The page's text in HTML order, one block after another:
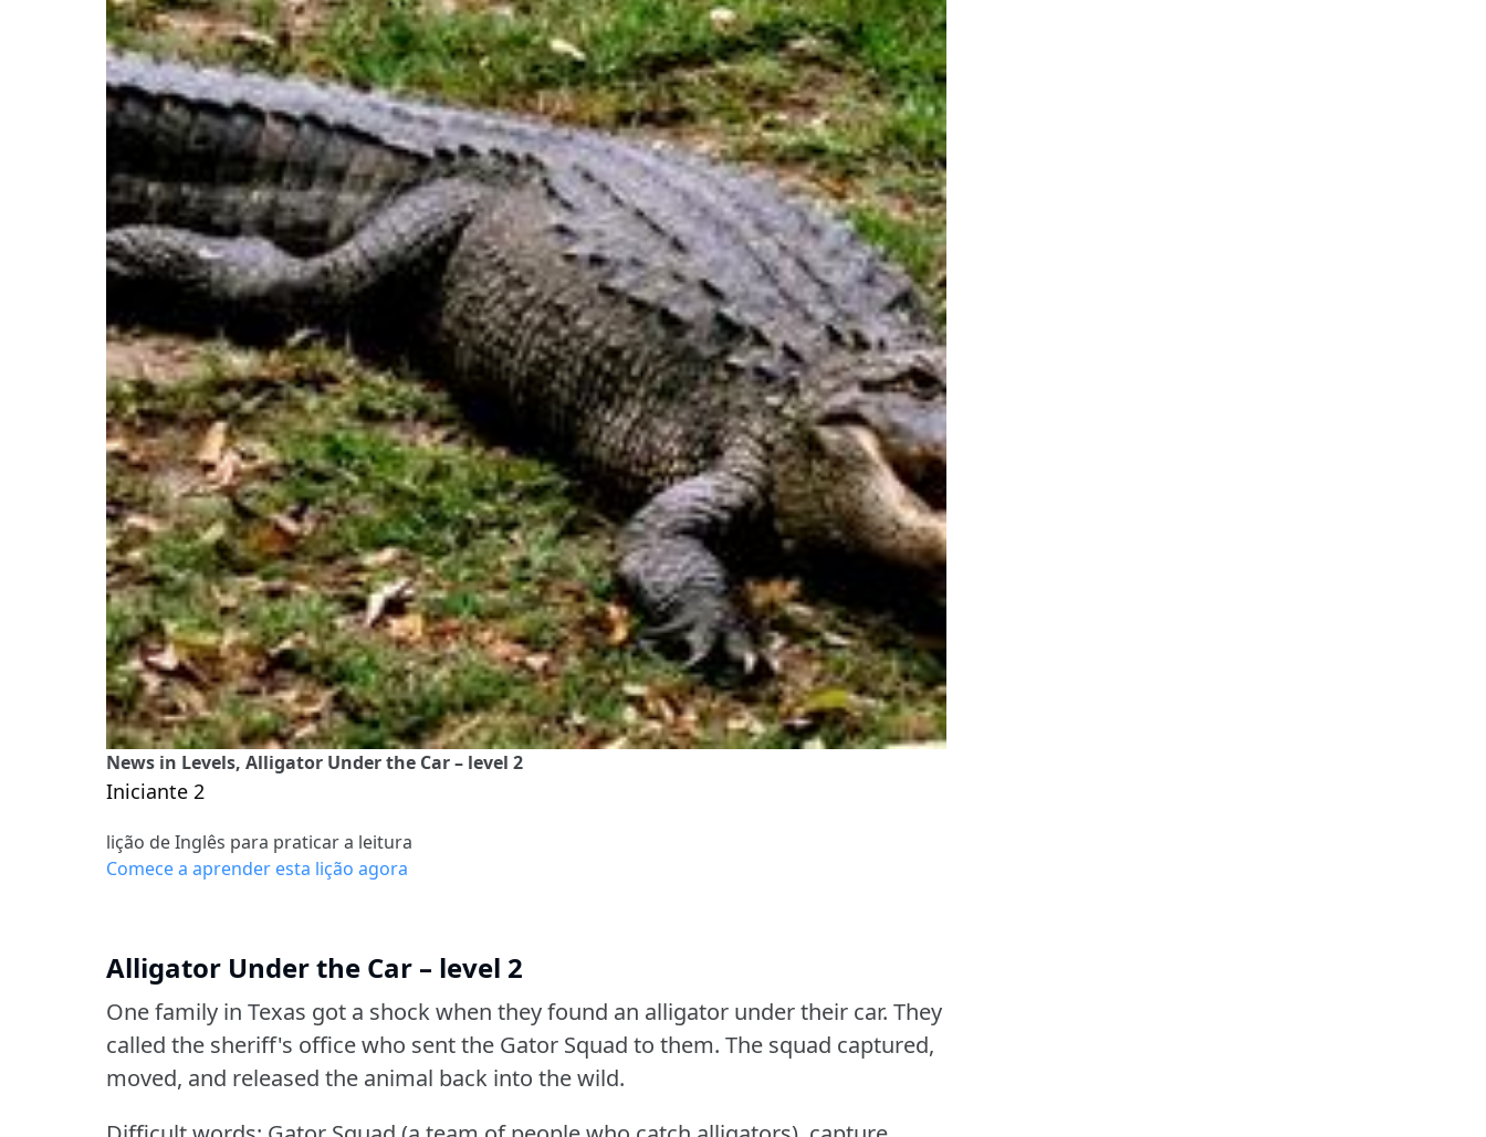
News in Levels, Alligator Under the Car – level 2
Iniciante 2
lição de Inglês para praticar a leitura
Comece a aprender esta lição agora
Alligator Under the Car – level 2
One family in Texas got a shock when they found an alligator under their car. They
called the sheriff's office who sent the Gator Squad to them. The squad captured,
moved, and released the animal back into the wild.